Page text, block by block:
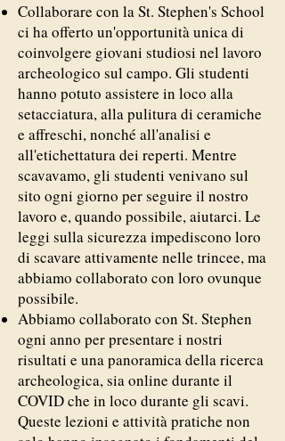
Collaborare con la St. Stephen's School
ci ha offerto un'opportunità unica di
coinvolgere giovani studiosi nel lavoro
archeologico sul campo. Gli studenti
hanno potuto assistere in loco alla
setacciatura, alla pulitura di ceramiche
e affreschi, nonché all'analisi e
all'etichettatura dei reperti. Mentre
scavavamo, gli studenti venivano sul
sito ogni giorno per seguire il nostro
lavoro e, quando possibile, aiutarci. Le
leggi sulla sicurezza impediscono loro
di scavare attivamente nelle trincee, ma
abbiamo collaborato con loro ovunque
possibile.
Abbiamo collaborato con St. Stephen
ogni anno per presentare i nostri
risultati e una panoramica della ricerca
archeologica, sia online durante il
COVID che in loco durante gli scavi.
Queste lezioni e attività pratiche non